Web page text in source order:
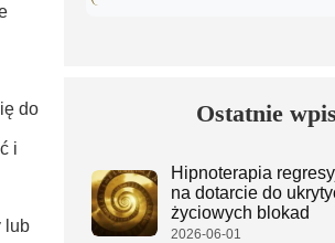
do
i
lub
Ostatnie
Hipnoterapia
na dotarcie do
życiowych blokad
2026-06-01